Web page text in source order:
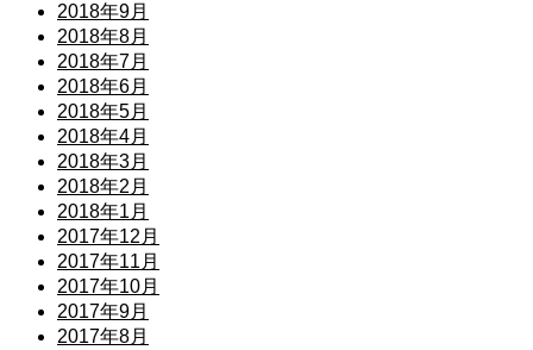
2018年9月
2018年8月
2018年7月
2018年6月
2018年5月
2018年4月
2018年3月
2018年2月
2018年1月
2017年12月
2017年11月
2017年10月
2017年9月
2017年8月